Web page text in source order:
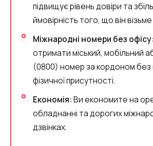
підвищує рівень довіри та
ймовірність того, що він
Міжнародні номери без офісу:
отримати міський, мобільний
(0800) номер за кордоном без
фізичної присутності.
Економія:Ви економите на
обладнанні та дорогих
дзвінках.